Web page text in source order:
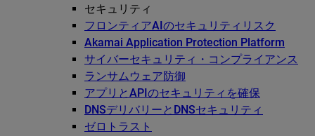
セキュリティ
フロンティアAIのセキュリティリスク
Akamai Application Protection Platform
サイバーセキュリティ・コンプライアンス
ランサムウェア防御
アプリとAPIのセキュリティを確保
DNSデリバリーとDNSセキュリティ
ゼロトラスト